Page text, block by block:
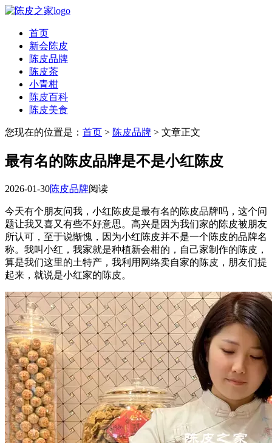
首页
新会陈皮
陈皮品牌
陈皮茶
小青柑
陈皮百科
陈皮美食
您现在的位置是： 首页 > 陈皮品牌 > 文章正文
最有名的陈皮品牌是不是小红陈皮
2026-01-30陈皮品牌阅读
今天有个朋友问我，小红陈皮是最有名的陈皮品牌吗，这个问
题让我又喜又有些不好意思。高兴是因为我们家的陈皮被朋友
所认可，至于说惭愧，因为小红陈皮并不是一个陈皮的品牌名
称。我叫小红，我家就是种植新会柑的，自己家制作的陈皮，
算是我们这里的土特产，我利用网络卖自家的陈皮，朋友们提
起来，就说是小红家的陈皮。